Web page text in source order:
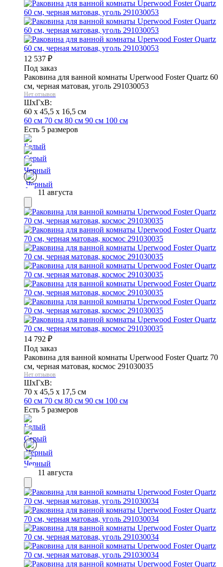
12 537 ₽
Под заказ
Раковина для ванной комнаты Uperwood Foster Quartz 60
см, черная матовая, уголь 291030053
Нет отзывов
ШхГхВ:
60 x 45,5 x 16,5 см
60 см 70 см 80 см 90 см 100 см
Есть 5 размеров
11 августа
14 792 ₽
Под заказ
Раковина для ванной комнаты Uperwood Foster Quartz 70
см, черная матовая, космос 291030035
Нет отзывов
ШхГхВ:
70 x 45,5 x 17,5 см
60 см 70 см 80 см 90 см 100 см
Есть 5 размеров
11 августа